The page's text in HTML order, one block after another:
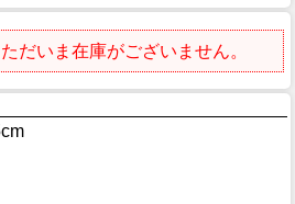
だいま在庫がございません。